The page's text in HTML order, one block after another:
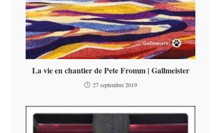
La vie en chantier de Pete Fromm | Gallmeister
27 septembre 2019